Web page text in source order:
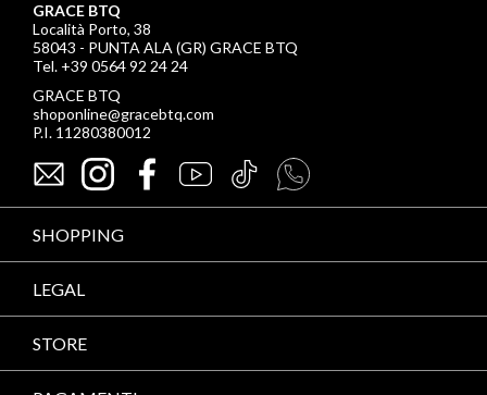
GRACE BTQ
Località Porto, 38
58043 - PUNTA ALA (GR) GRACE BTQ
Tel. +39 0564 92 24 24
GRACE BTQ
shoponline@gracebtq.com
P.I. 11280380012
SHOPPING
LEGAL
STORE